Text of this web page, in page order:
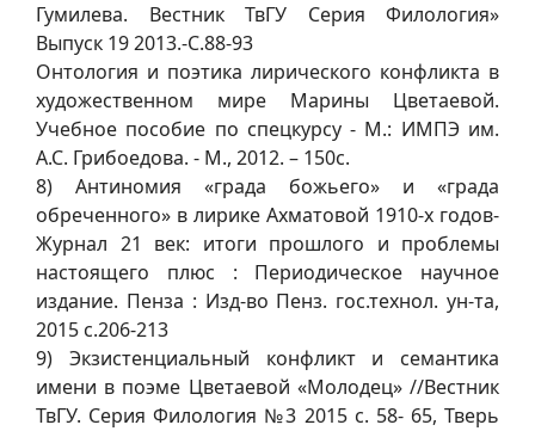
Гумилева. Вестник ТвГУ Серия Филология»
Выпуск 19 2013.-С.88-93
Онтология и поэтика лирического конфликта в
художественном мире Марины Цветаевой.
Учебное пособие по спецкурсу - М.: ИМПЭ им.
А.С. Грибоедова. - М., 2012. – 150с.
8) Антиномия «града божьего» и «града
обреченного» в лирике Ахматовой 1910-х годов-
Журнал 21 век: итоги прошлого и проблемы
настоящего плюс : Периодическое научное
издание. Пенза : Изд-во Пенз. гос.технол. ун-та,
2015 с.206-213
9) Экзистенциальный конфликт и семантика
имени в поэме Цветаевой «Молодец» //Вестник
ТвГУ. Серия Филология №3 2015 с. 58- 65, Тверь